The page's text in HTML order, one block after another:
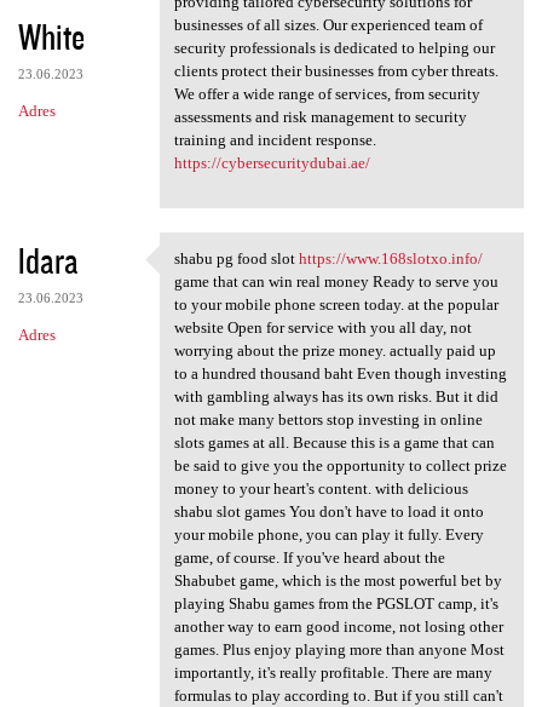
White
23.06.2023
Adres
businesses of all sizes. Our experienced team of
security professionals is dedicated to helping our
clients protect their businesses from cyber threats.
We offer a wide range of services, from security
assessments and risk management to security
training and incident response.
https://cybersecuritydubai.ae/
ldara
23.06.2023
Adres
shabu pg food slot https:/
shabu pg food slot https://www.168slotxo.info/
game that can win real money Ready to serve you
to your mobile phone screen today. at the popular
website Open for service with you all day, not
worrying about the prize money. actually paid up
to a hundred thousand baht Even though investing
with gambling always has its own risks. But it did
not make many bettors stop investing in online
slots games at all. Because this is a game that can
be said to give you the opportunity to collect prize
money to your heart's content. with delicious
shabu slot games You don't have to load it onto
your mobile phone, you can play it fully. Every
game, of course. If you've heard about the
Shabubet game, which is the most powerful bet by
playing Shabu games from the PGSLOT camp, it's
another way to earn good income, not losing other
games. Plus enjoy playing more than anyone Most
importantly, it's really profitable. There are many
formulas to play according to. But if you still can't